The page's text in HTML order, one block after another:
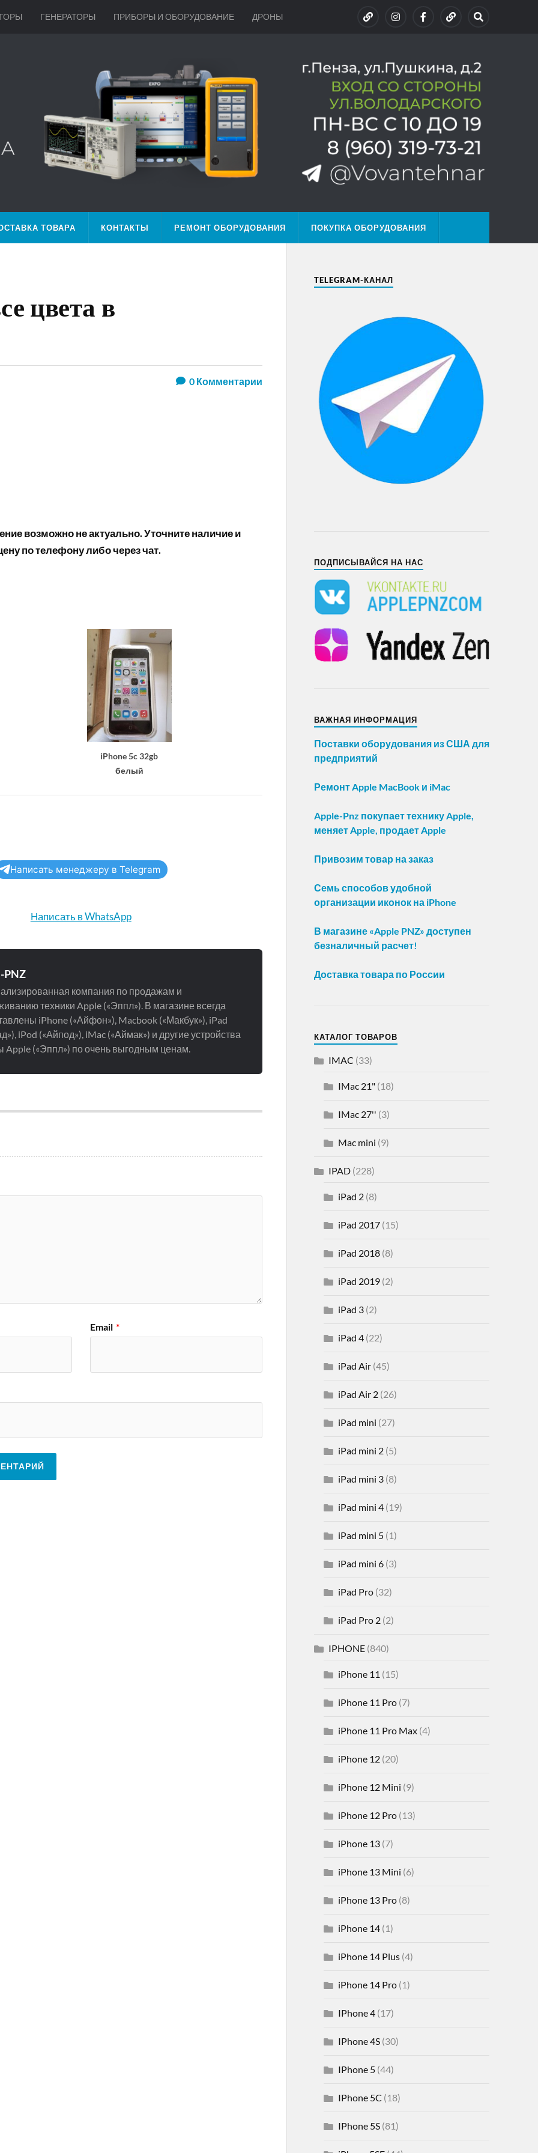
ГЕНЕРАТОРЫ ПРИБОРЫ И ОБОРУДОВАНИЕ ДРОНЫ
ТОВАРА КОНТАКТЫ РЕМОНТ ОБОРУДОВАНИЯ ПОКУПКА ОБОРУДОВАНИЯ
цвета в
0Комментарии
возможно не актуально. Уточните наличие и
по телефону либо через чат.
iPhone 5c 32gb
белый
Написать менеджеру в Telegram
Написать в WhatsApp
PNZ
компания по продажам и
техники Apple («Эппл»). В магазине всегда
iPhone («Айфон»), Macbook («Макбук»), iPad
iPod («Айпод»), iMac («Аймак») и другие устройства
(«Эппл») по очень выгодным ценам.
Email *
TELEGRAM-КАНАЛ
ПОДПИСЫВАЙСЯ НА НАС
ВАЖНАЯ ИНФОРМАЦИЯ
Поставки оборудования из США для
предприятий
Ремонт Apple MacBook и iMac
Apple-Pnz покупает технику Apple,
меняет Apple, продает Apple
Привозим товар на заказ
Семь способов удобной
организации иконок на iPhone
В магазине «Apple PNZ» доступен
безналичный расчет!
Доставка товара по России
КАТАЛОГ ТОВАРОВ
IMAC (33)
IMac 21"(18)
IMac 27'' (3)
Mac mini (9)
IPAD(228)
iPad 2(8)
iPad 2017(15)
iPad 2018(8)
iPad 2019(2)
iPad 3(2)
iPad 4(22)
iPad Air(45)
iPad Air 2(26)
iPad mini (27)
iPad mini 2(5)
iPad mini 3(8)
iPad mini 4(19)
iPad mini 5(1)
iPad mini 6(3)
iPad Pro(32)
iPad Pro 2(2)
IPHONE(840)
iPhone 11 (15)
iPhone 11 Pro(7)
iPhone 11 Pro Max(4)
iPhone 12(20)
iPhone 12 Mini (9)
iPhone 12 Pro(13)
iPhone 13(7)
iPhone 13 Mini (6)
iPhone 13 Pro(8)
iPhone 14(1)
iPhone 14 Plus(4)
iPhone 14 Pro(1)
IPhone 4(17)
IPhone 4S(30)
IPhone 5(44)
IPhone 5C (18)
IPhone 5S(81)